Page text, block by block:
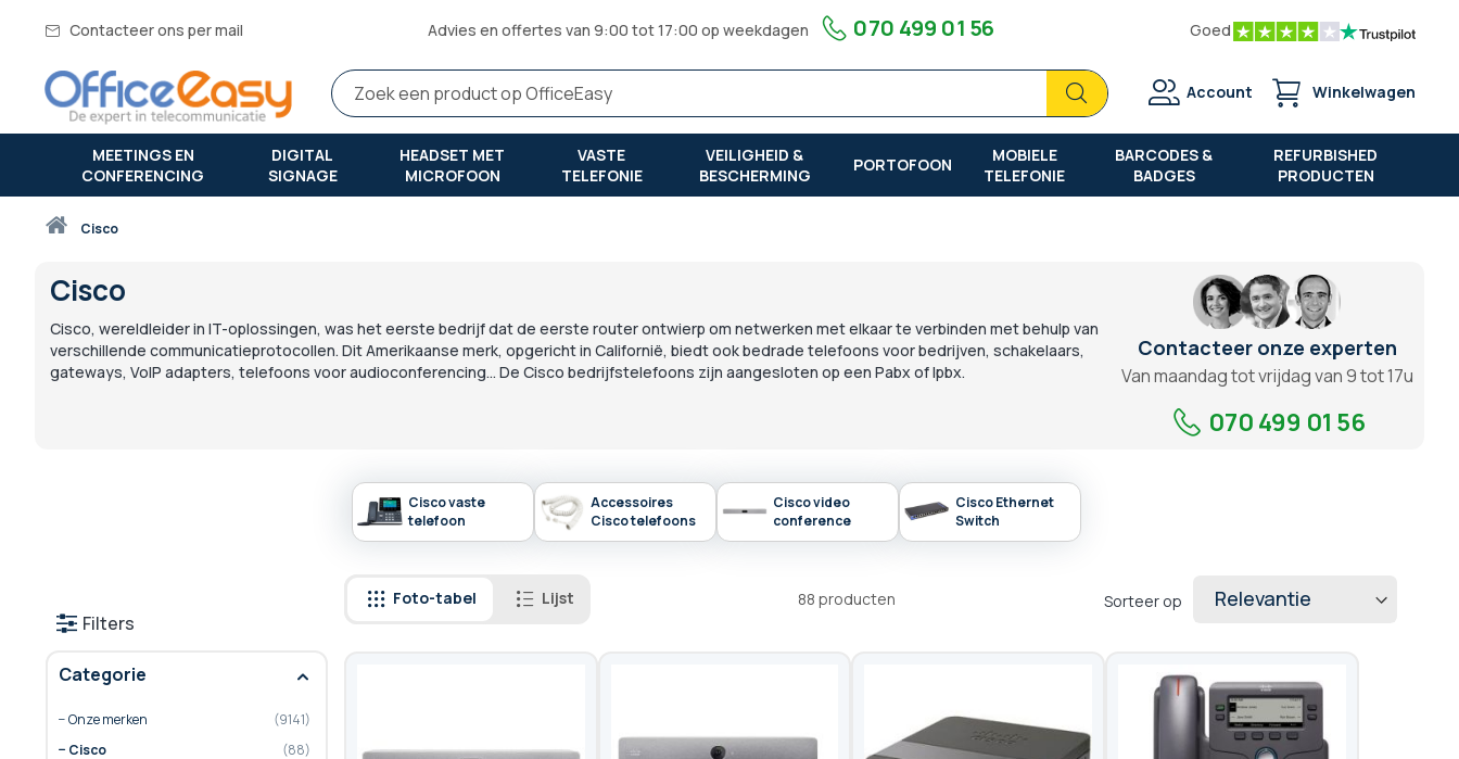
Contacteer ons per mail Advies en offertes van 9:00 tot 17:00 op weekdagen 070 499 01 56 Goed
Zoek
Zoek
Account Winkelwagen
MEETINGS EN
CONFERENCING
DIGITAL
SIGNAGE
HEADSET MET
MICROFOON
VASTE
TELEFONIE
VEILIGHEID &
BESCHERMING
PORTOFOON
MOBIELE
TELEFONIE
BARCODES &
BADGES
REFURBISHED
PRODUCTEN
Thuiscisco
Cisco
Cisco, wereldleider in IT-oplossingen, was het eerste bedrijf dat de eerste router ontwierp om netwerken met elkaar te verbinden met behulp van
verschillende communicatieprotocollen. Dit Amerikaanse merk, opgericht in Californië, biedt ook bedrade telefoons voor bedrijven, schakelaars,
gateways, VoIP adapters, telefoons voor audioconferencing... De Cisco bedrijfstelefoons zijn aangesloten op een Pabx of Ipbx.
Contacteer onze experten
Van maandag tot vrijdag van 9 tot 17u
070 499 01 56
Cisco vaste
telefoon
Accessoires
Cisco telefoons
Cisco video
conference
Cisco Ethernet
Switch
Foto-tabel Lijst 88 producten Sorteer op
Filters
Categorie
Onze merken
9141
Cisco
88